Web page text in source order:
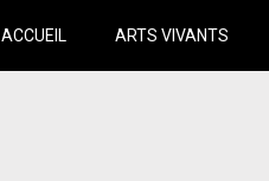
ACCUEIL ARTS VIVANTS